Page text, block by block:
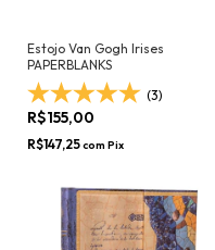
Estojo Van Gogh Irises
PAPERBLANKS
(3)
R$155,00
R$147,25com Pix